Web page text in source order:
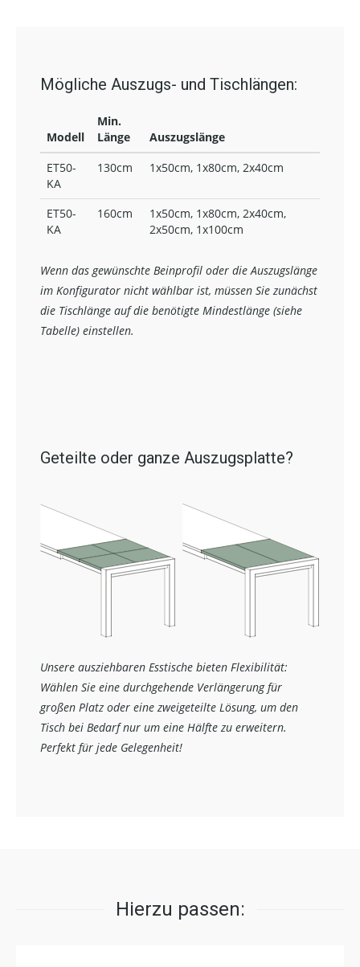
Mögliche Auszugs- und Tischlängen:
Modell
Min.
Länge
Auszugslänge
ET50-
KA
130cm 1x50cm, 1x80cm, 2x40cm
ET50-
KA
160cm
1x50cm, 1x80cm, 2x40cm,
2x50cm, 1x100cm
Wenn das gewünschte Beinprofil oder die Auszugslänge
im Konfigurator nicht wählbar ist, müssen Sie zunächst
die Tischlänge auf die benötigte Mindestlänge (siehe
Tabelle) einstellen.
Geteilte oder ganze Auszugsplatte?
Unsere ausziehbaren Esstische bieten Flexibilität:
Wählen Sie eine durchgehende Verlängerung für
großen Platz oder eine zweigeteilte Lösung, um den
Tisch bei Bedarf nur um eine Hälfte zu erweitern.
Perfekt für jede Gelegenheit!
Hierzu passen: